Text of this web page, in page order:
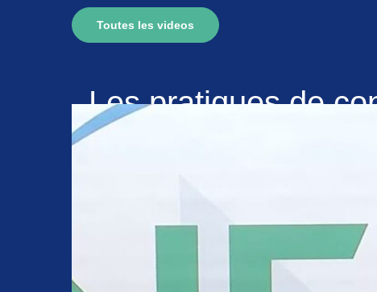
Toutes les videos
Les pratiques de